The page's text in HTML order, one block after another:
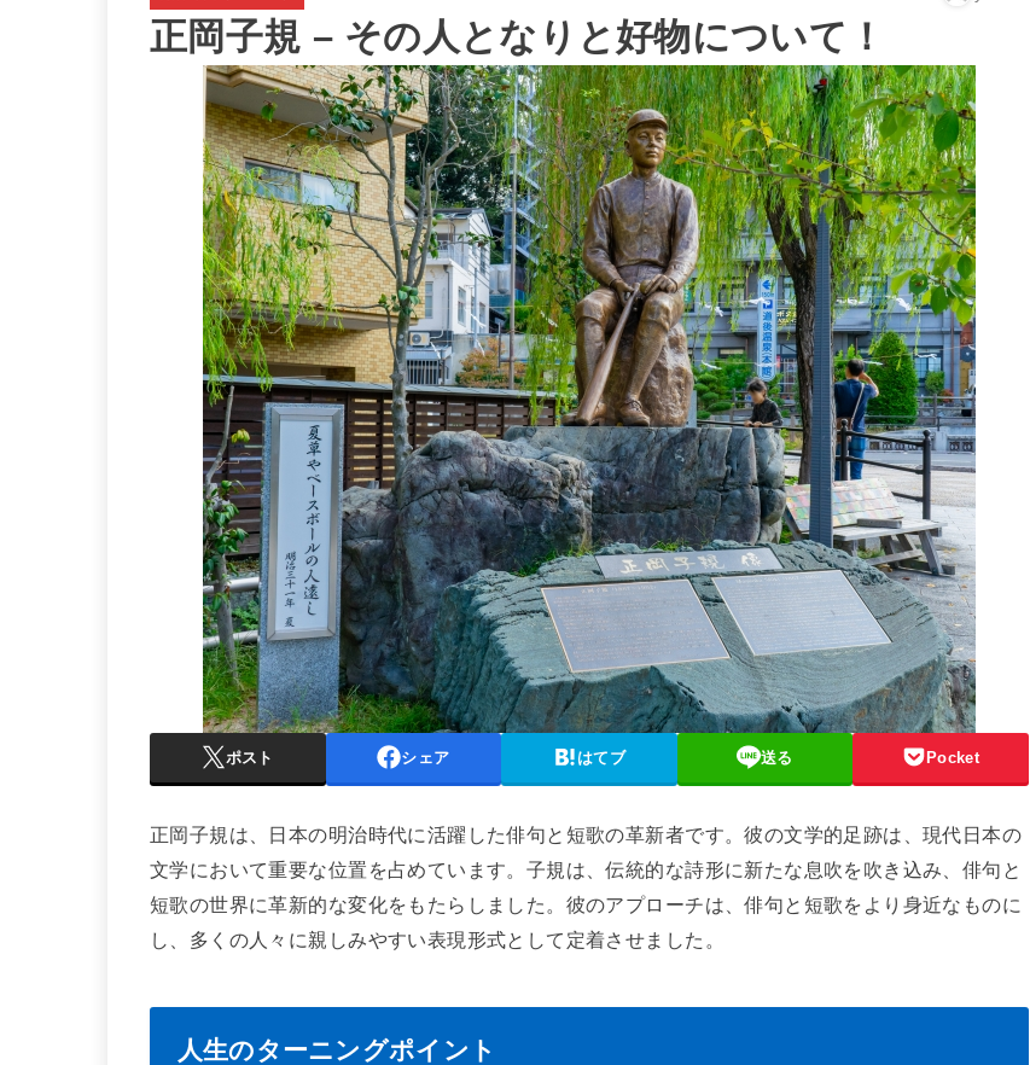
正岡子規 – その人となりと好物について！
ポスト シェア はてブ 送る Pocket
正岡子規は、日本の明治時代に活躍した俳句と短歌の革新者です。彼の文学的足跡は、現代日本の
文学において重要な位置を占めています。子規は、伝統的な詩形に新たな息吹を吹き込み、俳句と
短歌の世界に革新的な変化をもたらしました。彼のアプローチは、俳句と短歌をより身近なものに
し、多くの人々に親しみやすい表現形式として定着させました。
人生のターニングポイント